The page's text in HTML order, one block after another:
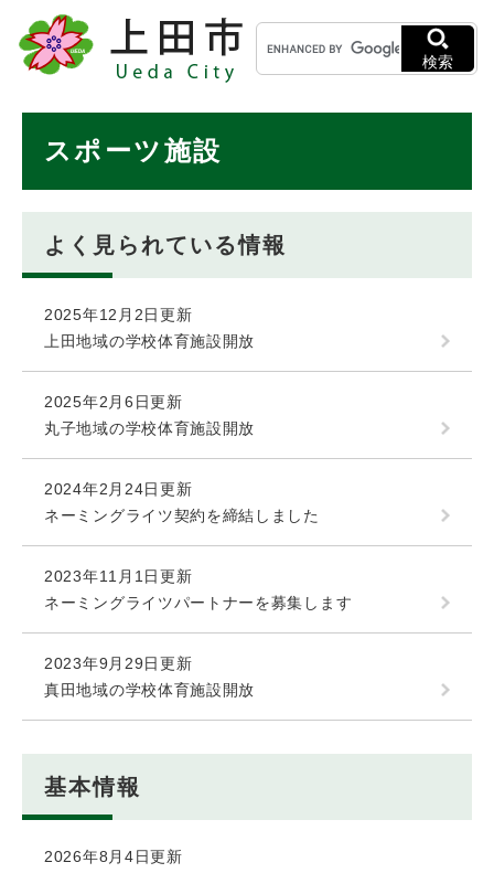
メニューを飛ばして本文へ
キ
ー
ワ
検索
スポーツ施設
よく見られている情報
2025年12月2日更新
上田地域の学校体育施設開放
2025年2月6日更新
丸子地域の学校体育施設開放
2024年2月24日更新
ネーミングライツ契約を締結しました
2023年11月1日更新
ネーミングライツパートナーを募集します
2023年9月29日更新
真田地域の学校体育施設開放
基本情報
2026年8月4日更新